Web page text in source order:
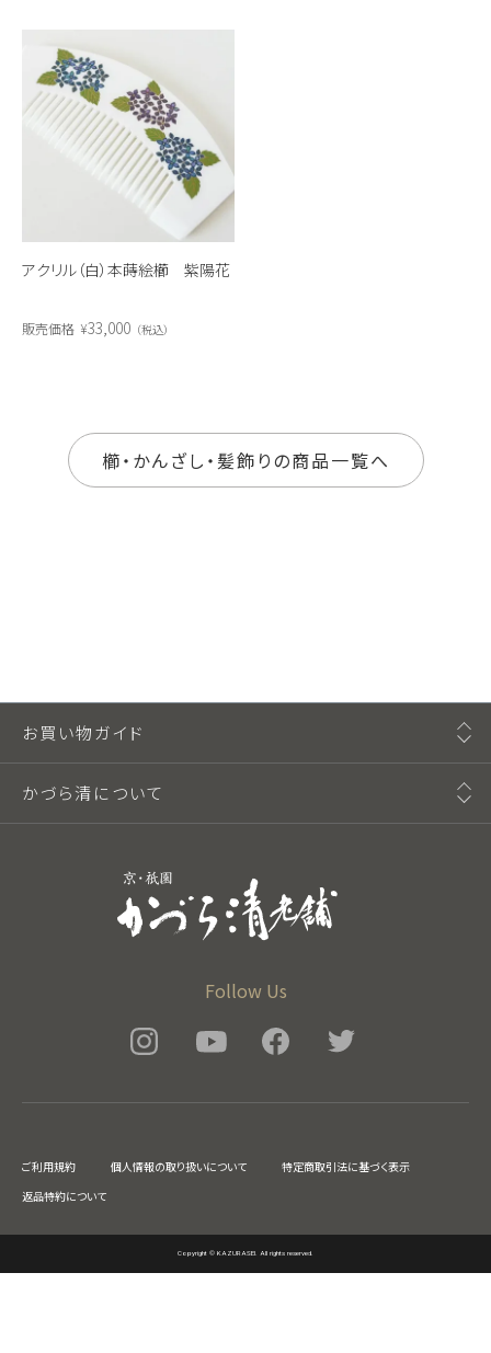
アクリル（白）本蒔絵櫛 紫陽花
販売価格 ¥33,000 税込
櫛・かんざし・髪飾りの商品一覧へ
Follow Us
お買い物ガイド
かづら清について
ご利用規約 個人情報の取り扱いについて
特定商取引法に基づく表示
返品特約について
Copyright © KAZURASEI. All rights reserved.